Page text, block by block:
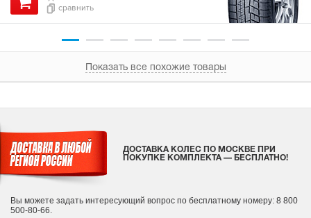
сравнить
Показать все похожие товары
ДОСТАВКА КОЛЕС ПО МОСКВЕ ПРИ
ПОКУПКЕ КОМПЛЕКТА — БЕСПЛАТНО!
Вы можете задать интересующий вопрос по бесплатному номеру: 8 800
500-80-66.